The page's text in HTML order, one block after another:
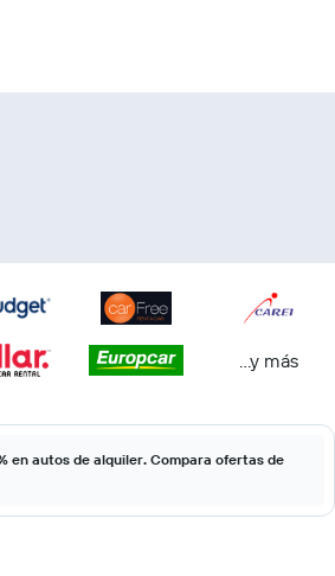
...y más
en autos de alquiler. Compara ofertas de